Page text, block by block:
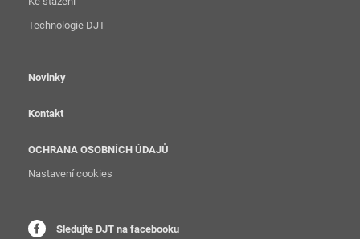
Technologie DJT
Novinky
Kontakt
OCHRANA OSOBNÍCH ÚDAJŮ
Nastavení cookies
Sledujte DJT na facebooku